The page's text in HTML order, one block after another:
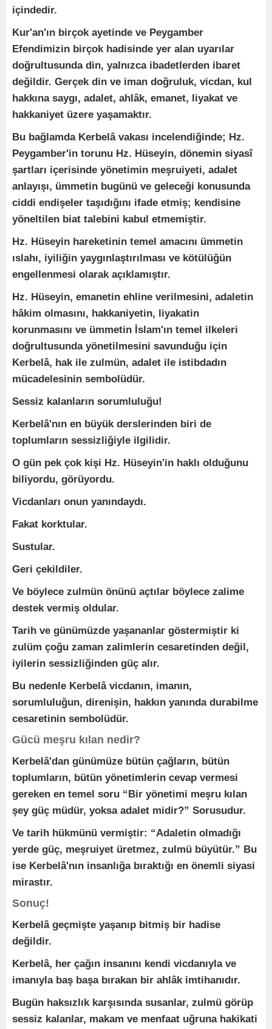
içindedir.
Kur'an'ın birçok ayetinde ve Peygamber
Efendimizin birçok hadisinde yer alan uyarılar
doğrultusunda din, yalnızca ibadetlerden ibaret
değildir. Gerçek din ve iman doğruluk, vicdan, kul
hakkına saygı, adalet, ahlâk, emanet, liyakat ve
hakkaniyet üzere yaşamaktır.
Bu bağlamda Kerbelâ vakası incelendiğinde; Hz.
Peygamber'in torunu Hz. Hüseyin, dönemin siyasî
şartları içerisinde yönetimin meşruiyeti, adalet
anlayışı, ümmetin bugünü ve geleceği konusunda
ciddi endişeler taşıdığını ifade etmiş; kendisine
yöneltilen biat talebini kabul etmemiştir.
Hz. Hüseyin hareketinin temel amacını ümmetin
ıslahı, iyiliğin yaygınlaştırılması ve kötülüğün
engellenmesi olarak açıklamıştır.
Hz. Hüseyin, emanetin ehline verilmesini, adaletin
hâkim olmasını, hakkaniyetin, liyakatin
korunmasını ve ümmetin İslam'ın temel ilkeleri
doğrultusunda yönetilmesini savunduğu için
Kerbelâ, hak ile zulmün, adalet ile istibdadın
mücadelesinin sembolüdür.
Sessiz kalanların sorumluluğu!
Kerbelâ'nın en büyük derslerinden biri de
toplumların sessizliğiyle ilgilidir.
O gün pek çok kişi Hz. Hüseyin'in haklı olduğunu
biliyordu, görüyordu.
Vicdanları onun yanındaydı.
Fakat korktular.
Sustular.
Geri çekildiler.
Ve böylece zulmün önünü açtılar böylece zalime
destek vermiş oldular.
Tarih ve günümüzde yaşananlar göstermiştir ki
zulüm çoğu zaman zalimlerin cesaretinden değil,
iyilerin sessizliğinden güç alır.
Bu nedenle Kerbelâ vicdanın, imanın,
sorumluluğun, direnişin, hakkın yanında durabilme
cesaretinin sembolüdür.
Gücü meşru kılan nedir?
Kerbelâ'dan günümüze bütün çağların, bütün
toplumların, bütün yönetimlerin cevap vermesi
gereken en temel soru “Bir yönetimi meşru kılan
şey güç müdür, yoksa adalet midir?” Sorusudur.
Ve tarih hükmünü vermiştir: “Adaletin olmadığı
yerde güç, meşruiyet üretmez, zulmü büyütür.” Bu
ise Kerbelâ'nın insanlığa bıraktığı en önemli siyasi
mirastır.
Sonuç!
Kerbelâ geçmişte yaşanıp bitmiş bir hadise
değildir.
Kerbelâ, her çağın insanını kendi vicdanıyla ve
imanıyla baş başa bırakan bir ahlâk imtihanıdır.
Bugün haksızlık karşısında susanlar, zulmü görüp
sessiz kalanlar, makam ve menfaat uğruna hakikati